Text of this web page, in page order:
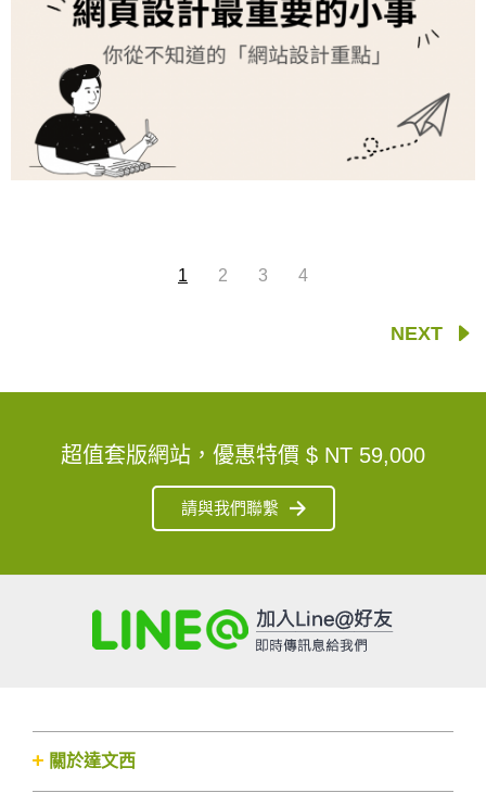
1 2 3 4
NEXT
超值套版網站，優惠特價 $ NT 59,000
請與我們聯繫
關於達文西